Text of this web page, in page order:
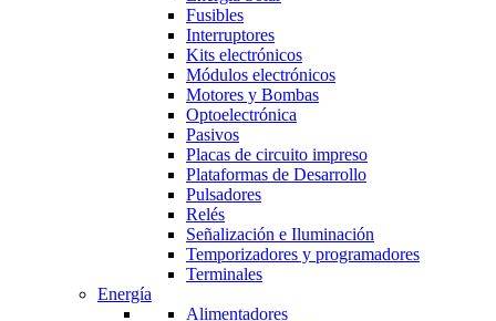
Fusibles
Interruptores
Kits electrónicos
Módulos electrónicos
Motores y Bombas
Optoelectrónica
Pasivos
Placas de circuito impreso
Plataformas de Desarrollo
Pulsadores
Relés
Señalización e Iluminación
Temporizadores y programadores
Terminales
Energía
Alimentadores